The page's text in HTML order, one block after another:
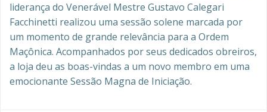
liderança do Venerável Mestre Gustavo Calegari
Facchinetti realizou uma sessão solene marcada por
um momento de grande relevância para a Ordem
Maçônica. Acompanhados por seus dedicados obreiros,
a loja deu as boas-vindas a um novo membro em uma
emocionante Sessão Magna de Iniciação.